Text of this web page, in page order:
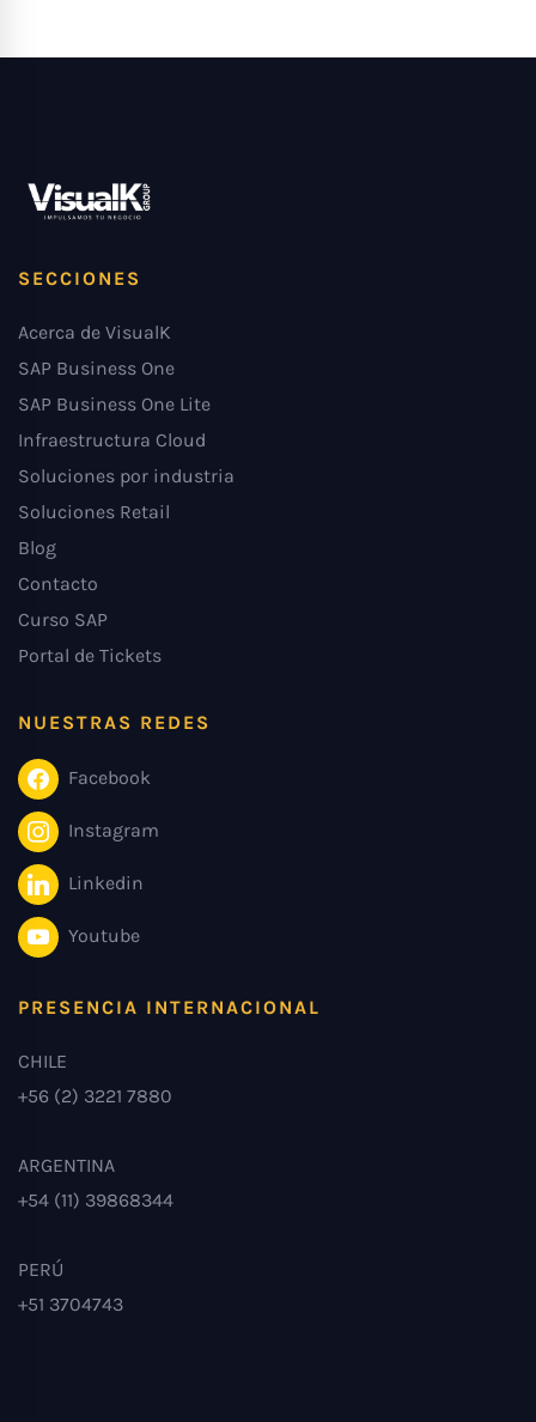
SECCIONES
Acerca de VisualK
SAP Business One
SAP Business One Lite
Infraestructura Cloud
Soluciones por industria
Soluciones Retail
Blog
Contacto
Curso SAP
Portal de Tickets
NUESTRAS REDES
Facebook
Instagram
Linkedin
Youtube
PRESENCIA INTERNACIONAL
CHILE
+56 (2) 3221 7880
ARGENTINA
+54 (11) 39868344
PERÚ
+51 3704743